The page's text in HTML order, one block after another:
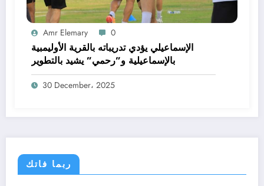
Amr Elemary 0
الإسماعيلي يؤدي تدريباته بالقرية الأوليمبية
بالإسماعيلية و”رحمي” يشيد بالتطوير
30 December، 2025
ربما فاتك